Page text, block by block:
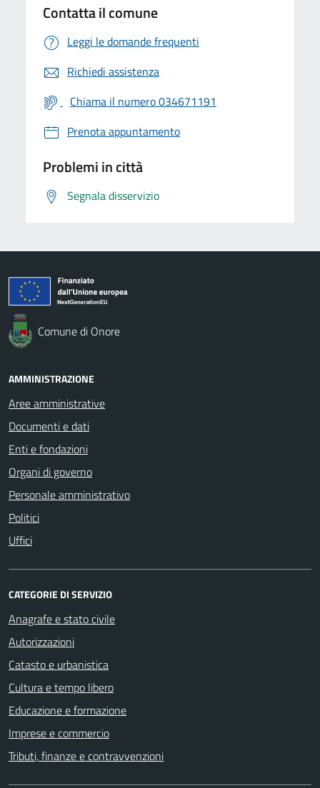
Contatta il comune
Leggi le domande frequenti
Richiedi assistenza
Chiama il numero 034671191
Prenota appuntamento
Problemi in città
Segnala disservizio
Comune di Onore
AMMINISTRAZIONE
Aree amministrative
Documenti e dati
Enti e fondazioni
Organi di governo
Personale amministrativo
Politici
Uffici
CATEGORIE DI SERVIZIO
Anagrafe e stato civile
Autorizzazioni
Catasto e urbanistica
Cultura e tempo libero
Educazione e formazione
Imprese e commercio
Tributi, finanze e contravvenzioni